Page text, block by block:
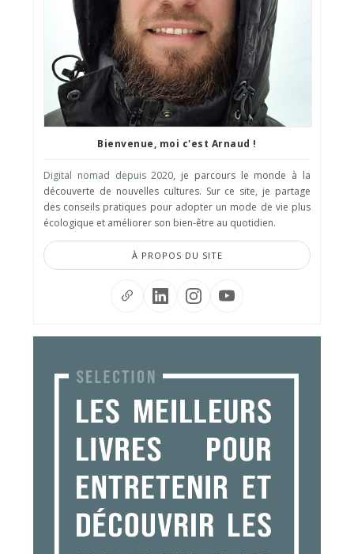
Bienvenue, moi c'est Arnaud !
Digital nomad depuis 2020, je parcours le monde à la
découverte de nouvelles cultures. Sur ce site, je partage
des conseils pratiques pour adopter un mode de vie plus
écologique et améliorer son bien-être au quotidien.
À PROPOS DU SITE